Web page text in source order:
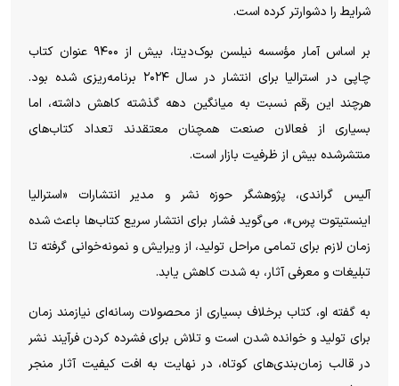
شرایط را دشوارتر کرده است.
بر اساس آمار مؤسسه نیلسن بوک‌دیتا، بیش از ۹۴۰۰ عنوان کتاب
چاپی در استرالیا برای انتشار در سال ۲۰۲۴ برنامه‌ریزی شده بود.
هرچند این رقم نسبت به میانگین دهه گذشته کاهش داشته، اما
بسیاری از فعالان صنعت همچنان معتقدند تعداد کتاب‌های
منتشرشده بیش از ظرفیت بازار است.
آلیس گراندی، پژوهشگر حوزه نشر و مدیر انتشارات «استرالیا
اینستیتوت پرس»، می‌گوید فشار برای انتشار سریع کتاب‌ها باعث شده
زمان لازم برای تمامی مراحل تولید، از ویرایش و نمونه‌خوانی گرفته تا
تبلیغات و معرفی آثار، به شدت کاهش یابد.
به گفته او، کتاب برخلاف بسیاری از محصولات رسانه‌ای نیازمند زمان
برای تولید و خوانده شدن است و تلاش برای فشرده کردن فرآیند نشر
در قالب زمان‌بندی‌های کوتاه، در نهایت به افت کیفیت آثار منجر